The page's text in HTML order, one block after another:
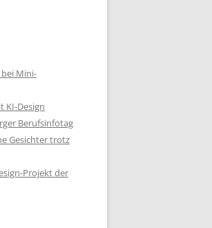
Mini-
KI-Design
Berufsinfotag
Gesichter trotz
Projekt der